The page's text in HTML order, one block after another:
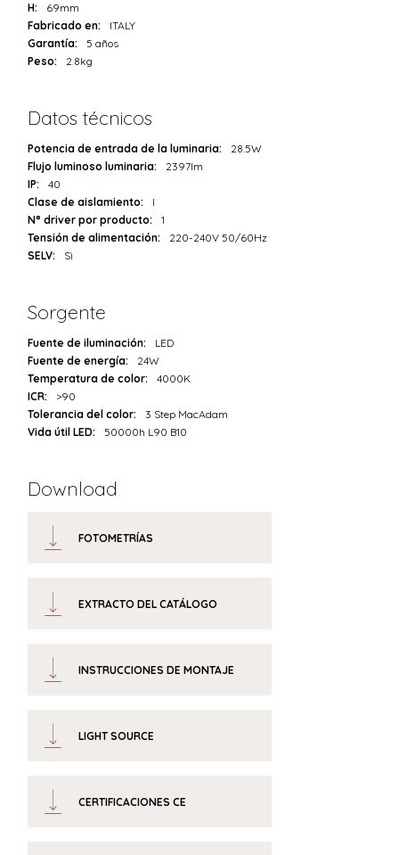
H:
69mm
Fabricado en:
ITALY
Garantía:
5 años
Peso:
2.8kg
Datos técnicos
Potencia de entrada de la luminaria:
28.5W
Flujo luminoso luminaria:
2397lm
IP:
40
Clase de aislamiento:
I
N° driver por producto:
1
Tensión de alimentación:
220-240V 50/60Hz
SELV:
Sì
Sorgente
Fuente de iluminación:
LED
Fuente de energía:
24W
Temperatura de color:
4000K
ICR:
>90
Tolerancia del color:
3 Step MacAdam
Vida útil LED:
50000h L90 B10
Download
FOTOMETRÍAS
EXTRACTO DEL CATÁLOGO
INSTRUCCIONES DE MONTAJE
LIGHT SOURCE
CERTIFICACIONES CE